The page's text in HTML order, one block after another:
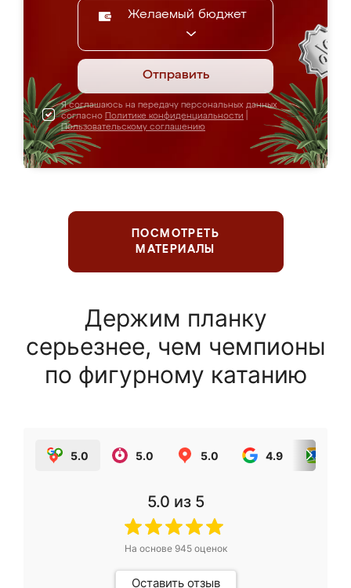
Желаемый бюджет
Отправить
Я соглашаюсь на передачу персональных данных
согласно Политике конфиденциальности
Пользовательскому соглашению
ПОСМОТРЕТЬ
МАТЕРИАЛЫ
Держим планку
серьезнее, чем чемпионы
по фигурному катанию
5.0 5.0 5.0 4.9
5.0 из 5
На основе 945оценок
Оставить отзыв